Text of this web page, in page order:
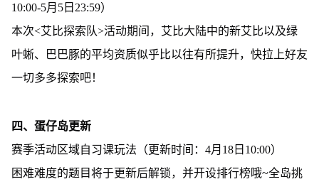
10:00-5月5日23:59）
本次<艾比探索队>活动期间，艾比大陆中的新艾比以及绿
叶蜥、巴巴豚的平均资质似乎比以往有所提升，快拉上好友
一切多多探索吧！
四、蛋仔岛更新
赛季活动区域自习课玩法（更新时间：4月18日10:00）
困难难度的题目将于更新后解锁，并开设排行榜哦~全岛挑